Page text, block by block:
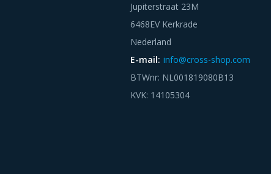
Jupiterstraat 23M
6468EV Kerkrade
Nederland
E-mail: info@cross-shop.com
BTWnr: NL001819080B13
KVK: 14105304